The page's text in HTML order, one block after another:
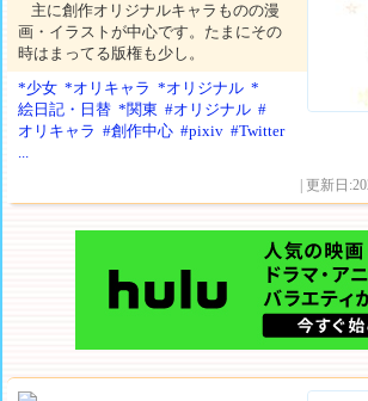
主に創作オリジナルキャラものの漫
画・イラストが中心です。たまにその
時はまってる版権も少し。
*少女 *オリキャラ *オリジナル *
絵日記・日替 *関東 #オリジナル #
オリキャラ #創作中心 #pixiv #Twitter
...
| 更新日